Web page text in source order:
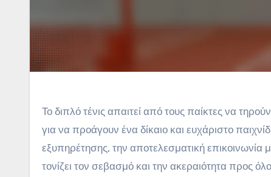
Το διπλό τένις απαιτεί από τους παίκτες να
για να προάγουν ένα δίκαιο και ευχάριστο
εξυπηρέτησης, την αποτελεσματική επικοινωνία
τονίζει τον σεβασμό και την ακεραιότητα προς